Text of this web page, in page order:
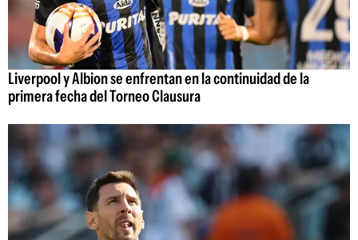
Liverpool y Albion se enfrentan en la continuidad de la
primera fecha del Torneo Clausura